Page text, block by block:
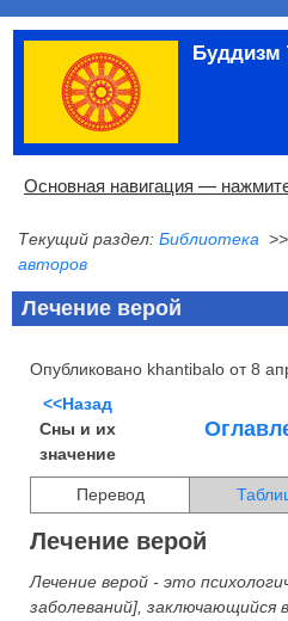
Перейти
основному
содержанию
Буддизм
Меню
учётной
записи
пользователя
Основная
Основная навигация —
Главная
Община
Палийский канон
Язык пали
Материалы по темам
Современная литература
Блоги
Ссылки
Поиск
Текущий раздел: Библиотека >>
авторов
Лечение верой
Опубликовано khantibalo от8
<<Назад
Сны и их
значение
Перевод
Лечение верой
Лечение верой - это
заболеваний],